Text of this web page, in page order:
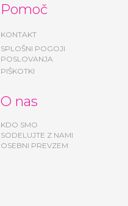
Pomoč
KONTAKT
SPLOŠNI POGOJI
POSLOVANJA
PIŠKOTKI
O nas
KDO SMO
SODELUJTE Z NAMI
OSEBNI PREVZEM